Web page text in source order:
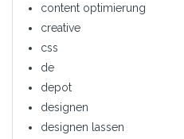
content optimierung
creative
css
de
depot
designen
designen lassen